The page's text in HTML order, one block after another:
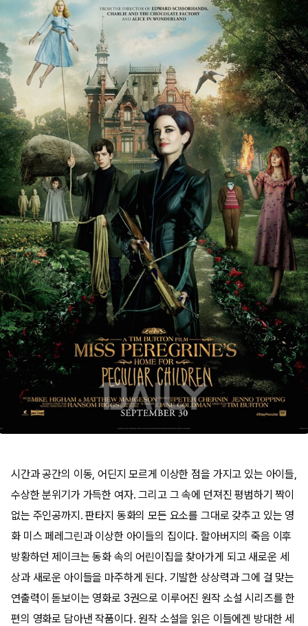
시간과 공간의 이동, 어딘지 모르게 이상한 점을 가지고 있는 아이들,
수상한 분위기가 가득한 여자. 그리고 그 속에 던져진 평범하기 짝이
없는 주인공까지. 판타지 동화의 모든 요소를 그대로 갖추고 있는 영
화 미스 페레그린과 이상한 아이들의 집이다. 할아버지의 죽음 이후
방황하던 제이크는 동화 속의 어린이집을 찾아가게 되고 새로운 세
상과 새로운 아이들을 마주하게 된다. 기발한 상상력과 그에 걸 맞는
연출력이 돋보이는 영화로 3권으로 이루어진 원작 소설 시리즈를 한
편의 영화로 담아낸 작품이다. 원작 소설을 읽은 이들에겐 방대한 세